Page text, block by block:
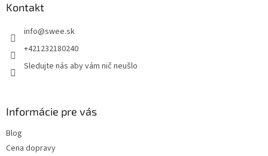
Kontakt
info@swee.sk
+421232180240
Sledujte nás aby vám nič neušlo
Informácie pre vás
Blog
Cena dopravy